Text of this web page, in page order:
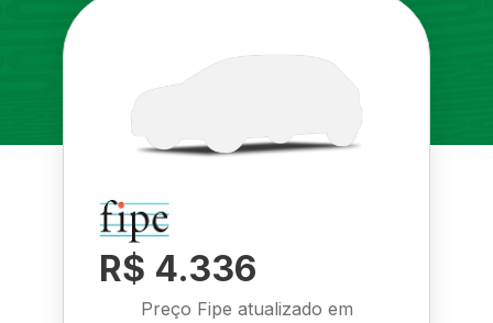
R$ 4.336
Preço Fipe atualizado em